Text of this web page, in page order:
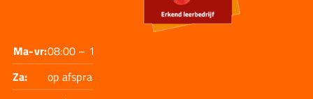
Ma-vr:08:00 – 17:30
Za:
op afspraak